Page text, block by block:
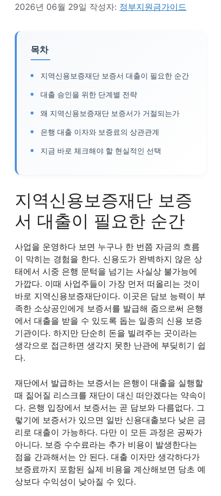
2026년 06월 29일 작성자: 정부지원금가이드
목차
지역신용보증재단 보증서 대출이 필요한 순간
대출 승인을 위한 단계별 전략
왜 지역신용보증재단 보증서가 거절되는가
은행 대출 이자와 보증료의 상관관계
지금 바로 체크해야 할 현실적인 선택
지역신용보증재단 보증
서 대출이 필요한 순간
사업을 운영하다 보면 누구나 한 번쯤 자금의 흐름
이 막히는 경험을 한다. 신용도가 완벽하지 않은 상
태에서 시중 은행 문턱을 넘기는 사실상 불가능에
가깝다. 이때 사업주들이 가장 먼저 떠올리는 것이
바로 지역신용보증재단이다. 이곳은 담보 능력이 부
족한 소상공인에게 보증서를 발급해 줌으로써 은행
에서 대출을 받을 수 있도록 돕는 일종의 신용 보증
기관이다. 하지만 단순히 돈을 빌려주는 곳이라는
생각으로 접근하면 생각지 못한 난관에 부딪히기 쉽
다.
재단에서 발급하는 보증서는 은행이 대출을 실행할
때 짊어질 리스크를 재단이 대신 떠안겠다는 약속이
다. 은행 입장에서 보증서는 곧 담보와 다름없다. 그
렇기에 보증서가 있으면 일반 신용대출보다 낮은 금
리로 대출이 가능하다. 다만 이 모든 과정은 공짜가
아니다. 보증 수수료라는 추가 비용이 발생한다는
점을 간과해서는 안 된다. 대출 이자만 생각하다가
보증료까지 포함된 실제 비용을 계산해보면 당초 예
상보다 수익성이 낮아질 수 있다.